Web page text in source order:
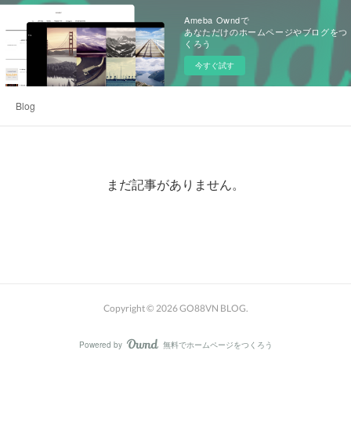
Ameba Owndで
あなただけのホームページやブログをつ
くろう
今すぐ試す
Blog
まだ記事がありません。
Copyright © 2026GO88VN BLOG.
Powered by AmebaOwnd
無料でホームページをつくろう